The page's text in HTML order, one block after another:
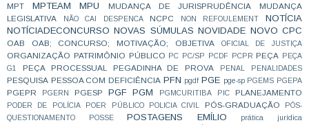
MPT
MPTEAM MPU MUDANÇA DE JURISPRUDÊNCIA
MUDANÇA
LEGISLATIVA
NÃO CAI DESPENCA NCPC NON REFOULEMENT
NOTÍCIA
NOTÍCIADECONCURSO NOVAS SÚMULAS NOVIDADE NOVO CPC
OAB OAB; CONCURSO; MOTIVAÇÃO; OBJETIVA OFICIAL DE JUSTIÇA
ORGANIZAÇÃO PATRIMÔNIO PÚBLICO PC PC/SP PCDF PCPR PEÇA
PEÇA
G1
PEÇA PROCESSUAL PEGADINHA DE PROVA PENAL PENALIDADES
PESQUISA PESSOA COM DEFICIÊNCIA PFN pgdf PGE pge-sp PGEMS PGEPA
PGEPR PGERN PGESP PGF PGM PGMCURITIBA PIC PLANEJAMENTO
PODER DE POLÍCIA POER PÚBLICO POLICIA CIVIL PÓS-GRADUAÇÃO
PÓS-
QUESTIONAMENTO
POSSE POSTAGENS EMÍLIO prática jurídica